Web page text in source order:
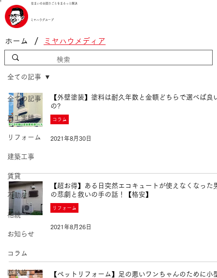
ミヤハウグループ
住まいのお困りごとをまるっと解決
ホーム / ミヤハウメディア
全ての記事
施工実績
リフォーム
建築工事
賃貸
不動産
相続
お知らせ
コラム
断熱施工
全ての記事
【外壁塗装】塗料は耐久年数と金額どちらで選べば良
の?
コラム
2021年8月30日
【超お得】ある日突然エコキュートが使えなくなった
の悲劇と救いの手の話！【格安】
リフォーム
2021年8月26日
【ペットリフォーム】足の悪いワンちゃんのために小